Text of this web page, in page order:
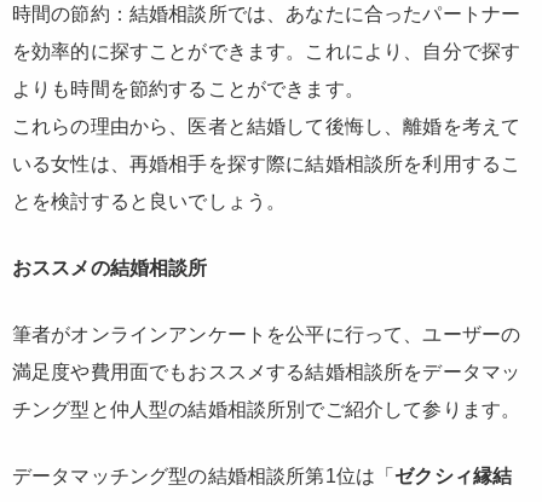
時間の節約：結婚相談所では、あなたに合ったパートナー
を効率的に探すことができます。これにより、自分で探す
よりも時間を節約することができます。
これらの理由から、医者と結婚して後悔し、離婚を考えて
いる女性は、再婚相手を探す際に結婚相談所を利用するこ
とを検討すると良いでしょう。
おススメの結婚相談所
筆者がオンラインアンケートを公平に行って、ユーザーの
満足度や費用面でもおススメする結婚相談所をデータマッ
チング型と仲人型の結婚相談所別でご紹介して参ります。
データマッチング型の結婚相談所第1位は「ゼクシィ縁結